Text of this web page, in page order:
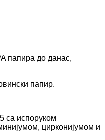
папира до данас,
папир.
са ​​испоруком
цирконијумом и